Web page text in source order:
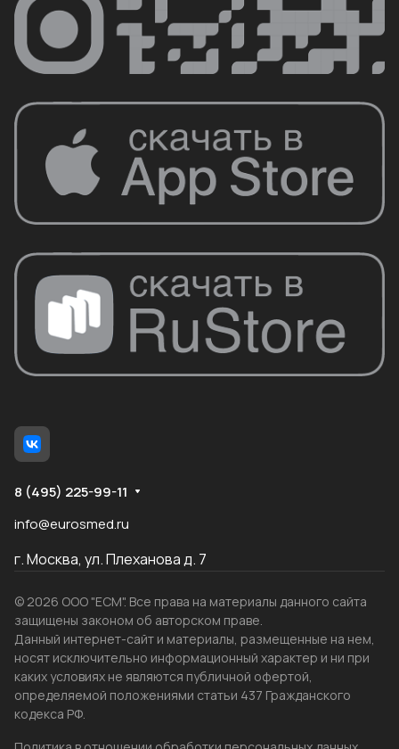
8 (495) 225-99-11
info@eurosmed.ru
г. Москва, ул. Плеханова д. 7
© 2026 ООО "ЕСМ". Все права на материалы данного сайта
защищены законом об авторском праве.
Данный интернет-сайт и материалы, размещенные на нем,
носят исключительно информационный характер и ни при
каких условиях не являются публичной офертой,
определяемой положениями статьи 437 Гражданского
кодекса РФ.